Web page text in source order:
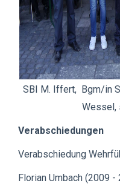
SBI M. Iffert, Bgm/in
Wessel,
Verabschiedungen
Verabschiedung
Florian Umbach (2009